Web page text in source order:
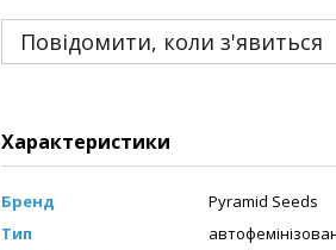
Повідомити, коли з'явиться
Характеристики
Бренд
Pyramid Seeds
Тип